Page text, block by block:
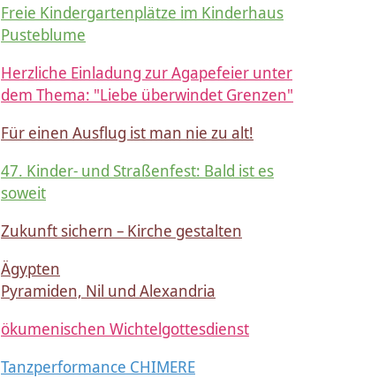
Freie Kindergartenplätze im Kinderhaus
Pusteblume
Herzliche Einladung zur Agapefeier unter
dem Thema: "Liebe überwindet Grenzen"
Für einen Ausflug ist man nie zu alt!
47. Kinder- und Straßenfest: Bald ist es
soweit
Zukunft sichern – Kirche gestalten
Ägypten
Pyramiden, Nil und Alexandria
ökumenischen Wichtelgottesdienst
Tanzperformance CHIMERE